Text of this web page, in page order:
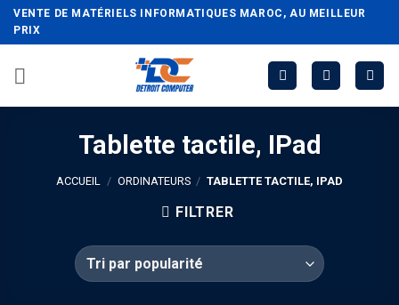
Passer
au
VENTE DE MATÉRIELS INFORMATIQUES MAROC, AU MEILLEUR
PRIX
Tablette tactile, IPad
ACCUEIL / ORDINATEURS / TABLETTE TACTILE, IPAD
FILTRER